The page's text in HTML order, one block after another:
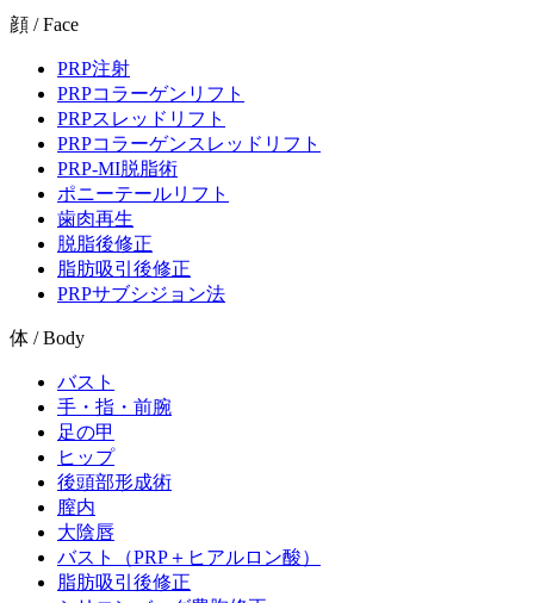
顔 / Face
PRP注射
PRPコラーゲンリフト
PRPスレッドリフト
PRPコラーゲンスレッドリフト
PRP-MI脱脂術
ポニーテールリフト
歯肉再生
脱脂後修正
脂肪吸引後修正
PRPサブシジョン法
体 / Body
バスト
手・指・前腕
足の甲
ヒップ
後頭部形成術
膣内
大陰唇
バスト（PRP＋ヒアルロン酸）
脂肪吸引後修正